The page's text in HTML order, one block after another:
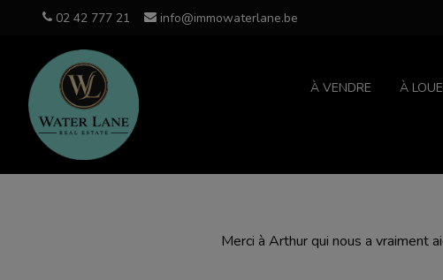
02 42 777 21 info@immowaterlane.be
À VENDRE À
Merci à Arthur qui nous a vraiment